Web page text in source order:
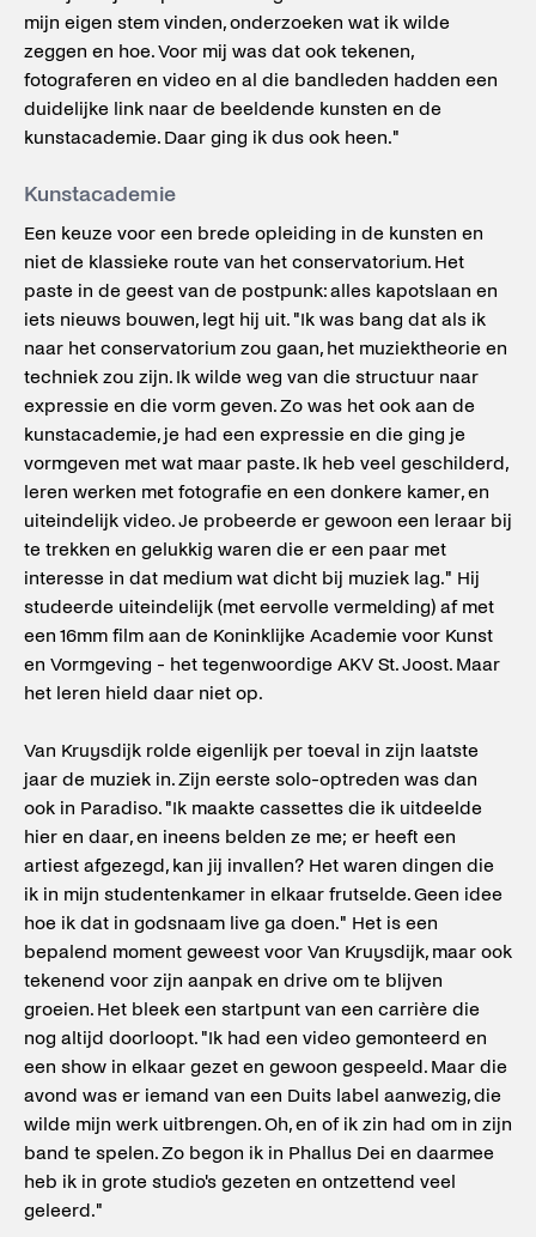
mijn eigen stem vinden, onderzoeken wat ik wilde
zeggen en hoe. Voor mij was dat ook tekenen,
fotograferen en video en al die bandleden hadden een
duidelijke link naar de beeldende kunsten en de
kunstacademie. Daar ging ik dus ook heen."
Kunstacademie
Een keuze voor een brede opleiding in de kunsten en
niet de klassieke route van het conservatorium. Het
paste in de geest van de postpunk: alles kapotslaan en
iets nieuws bouwen, legt hij uit. "Ik was bang dat als ik
naar het conservatorium zou gaan, het muziektheorie en
techniek zou zijn. Ik wilde weg van die structuur naar
expressie en die vorm geven. Zo was het ook aan de
kunstacademie, je had een expressie en die ging je
vormgeven met wat maar paste. Ik heb veel geschilderd,
leren werken met fotografie en een donkere kamer, en
uiteindelijk video. Je probeerde er gewoon een leraar bij
te trekken en gelukkig waren die er een paar met
interesse in dat medium wat dicht bij muziek lag." Hij
studeerde uiteindelijk (met eervolle vermelding) af met
een 16mm film aan de Koninklijke Academie voor Kunst
en Vormgeving - het tegenwoordige AKV St. Joost. Maar
het leren hield daar niet op.
Van Kruysdijk rolde eigenlijk per toeval in zijn laatste
jaar de muziek in. Zijn eerste solo-optreden was dan
ook in Paradiso. "Ik maakte cassettes die ik uitdeelde
hier en daar, en ineens belden ze me; er heeft een
artiest afgezegd, kan jij invallen? Het waren dingen die
ik in mijn studentenkamer in elkaar frutselde. Geen idee
hoe ik dat in godsnaam live ga doen." Het is een
bepalend moment geweest voor Van Kruysdijk, maar ook
tekenend voor zijn aanpak en drive om te blijven
groeien. Het bleek een startpunt van een carrière die
nog altijd doorloopt. "Ik had een video gemonteerd en
een show in elkaar gezet en gewoon gespeeld. Maar die
avond was er iemand van een Duits label aanwezig, die
wilde mijn werk uitbrengen. Oh, en of ik zin had om in zijn
band te spelen. Zo begon ik in Phallus Dei en daarmee
heb ik in grote studio's gezeten en ontzettend veel
geleerd."